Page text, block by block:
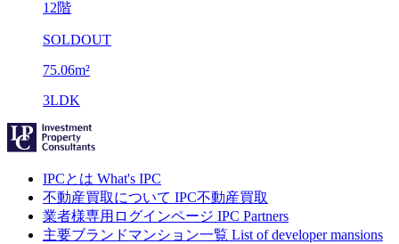
12階
SOLDOUT
75.06m²
3LDK
IPCとは What's IPC
不動産買取について IPC不動産買取
業者様専用ログインページ IPC Partners
主要ブランドマンション一覧 List of developer mansions